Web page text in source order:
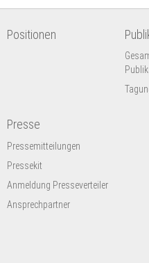
Positionen
Presse
Pressemitteilungen
Pressekit
Anmeldung Presseverteiler
Ansprechpartner